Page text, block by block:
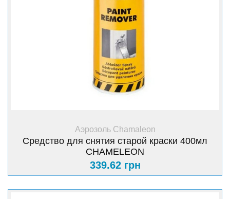
+ Купить
Аэрозоль Chamaleon
Средство для снятия старой краски 400мл
CHAMELEON
339.62 грн